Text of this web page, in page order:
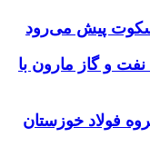
پیش می‌رود
و گاز مارون با
فولاد خوزستان